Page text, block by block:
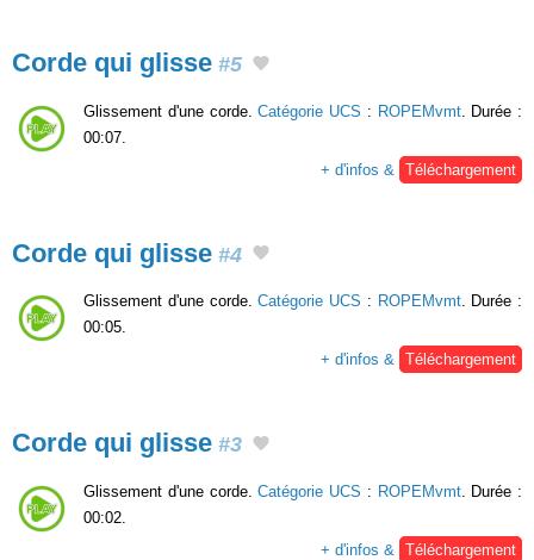
Corde qui glisse #5
Glissement d'une corde.Catégorie UCS : ROPEMvmt. Durée :
00:07.
+ d'infos &
Téléchargement
Corde qui glisse #4
Glissement d'une corde.Catégorie UCS : ROPEMvmt. Durée :
00:05.
+ d'infos & Téléchargement
Corde qui glisse #3
Glissement d'une corde.Catégorie UCS : ROPEMvmt. Durée :
00:02.
+ d'infos &
Téléchargement